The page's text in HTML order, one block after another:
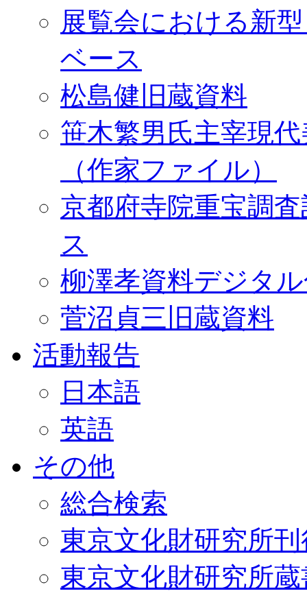
展覧会における新
ベース
松島健旧蔵資料
笹木繁男氏主宰現
（作家ファイル）
京都府寺院重宝調
ス
柳澤孝資料デジタ
菅沼貞三旧蔵資料
活動報告
日本語
英語
その他
総合検索
東京文化財研究所
東京文化財研究所